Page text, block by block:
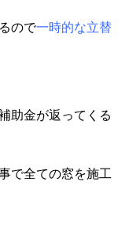
ので一時的な立替
助金が返ってくる
で全ての窓を施工